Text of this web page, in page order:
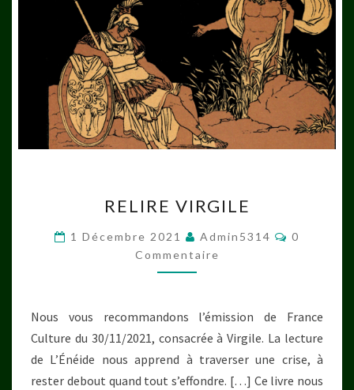
VIRGILE
RELIRE VIRGILE
1 Décembre 2021 Admin5314
0
Commentaire
Nous vous recommandons l’émission de France
Culture du 30/11/2021, consacrée à Virgile. La lecture
de L’Énéide nous apprend à traverser une crise, à
rester debout quand tout s’effondre. […] Ce livre nous